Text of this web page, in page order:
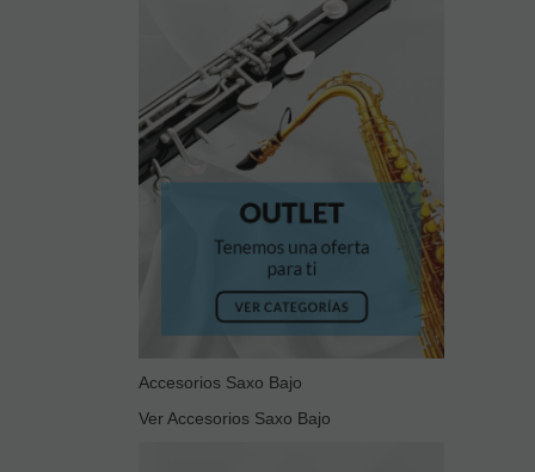
Accesorios Saxo Bajo
Ver Accesorios Saxo Bajo